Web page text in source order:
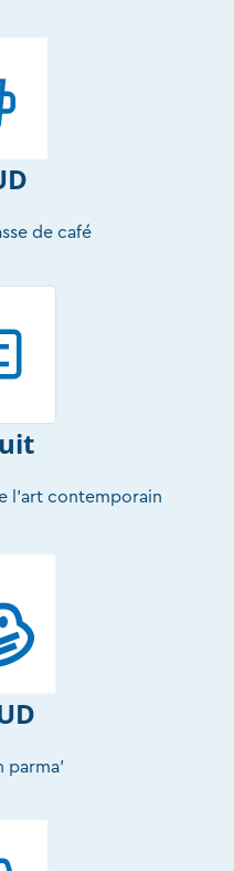
de café
l’art contemporain
parma'